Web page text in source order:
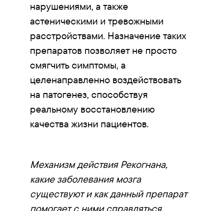
нарушениями, а также
астеническими и тревожными
расстройствами. Назначение таких
препаратов позволяет не просто
смягчить симптомы, а
целенаправленно воздействовать
на патогенез, способствуя
реальному восстановлению
качества жизни пациентов.
Механизм действия Рекогнана,
какие заболевания мозга
существуют и как данный препарат
помогает с ними справляться.